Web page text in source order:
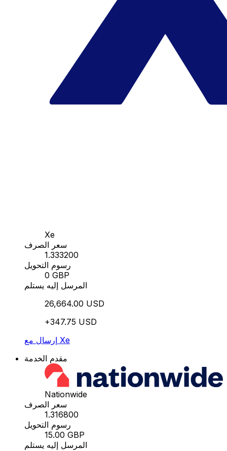
Xe
سعر الصرف
1.333200
رسوم التحويل
0 GBP
المرسل إليه يستلم
26,664.00 USD
+347.75 USD
إرسال مع Xe
مقدم الخدمة
Nationwide
سعر الصرف
1.316800
رسوم التحويل
15.00 GBP
المرسل إليه يستلم